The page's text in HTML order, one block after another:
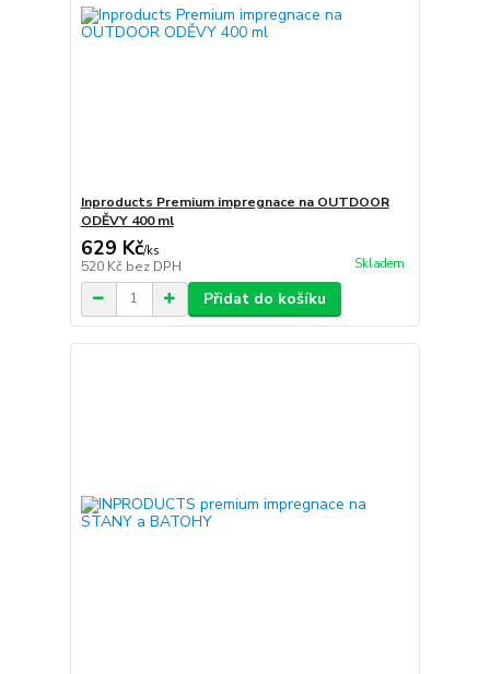
Inproducts Premium impregnace na OUTDOOR
ODĚVY 400 ml
629 Kč/ks
520 Kč bez DPH Skladem
Přidat do košíku